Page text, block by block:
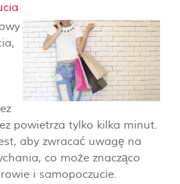
powietrza tylko kilka minut.
aby zwracać uwagę na
co może znacząco
i samopoczucie.